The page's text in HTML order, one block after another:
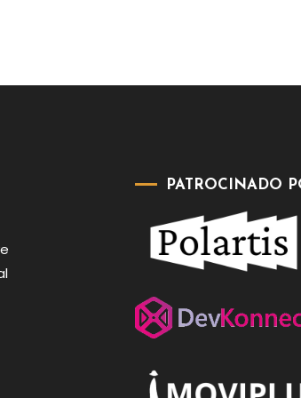
PATROCINADO